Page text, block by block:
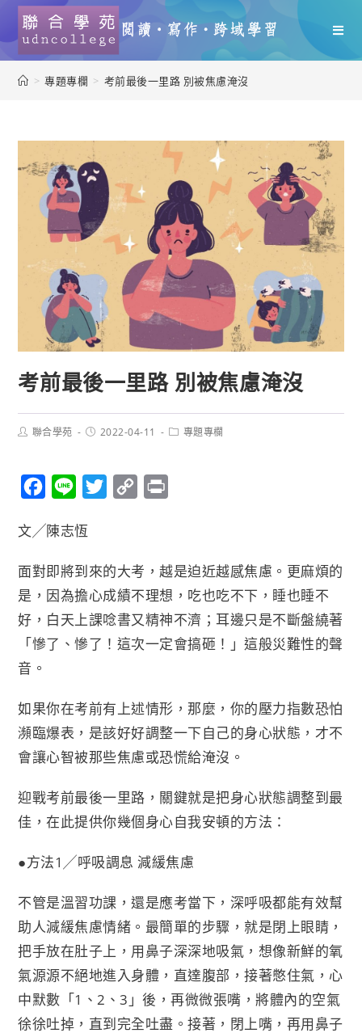
> 專題專欄 > 考前最後一里路 別被焦慮淹沒
考前最後一里路 別被焦慮淹沒
聯合學苑 2022-04-11 專題專欄
c
o
o
k
n
t
e
L
i
n
k
t
文╱陳志恆
面對即將到來的大考，越是迫近越感焦慮。更麻煩的
是，因為擔心成績不理想，吃也吃不下，睡也睡不
好，白天上課唸書又精神不濟；耳邊只是不斷盤繞著
「慘了、慘了！這次一定會搞砸！」這般災難性的聲
音。
如果你在考前有上述情形，那麼，你的壓力指數恐怕
瀕臨爆表，是該好好調整一下自己的身心狀態，才不
會讓心智被那些焦慮或恐慌給淹沒。
迎戰考前最後一里路，關鍵就是把身心狀態調整到最
佳，在此提供你幾個身心自我安頓的方法：
●方法1╱呼吸調息 減緩焦慮
不管是溫習功課，還是應考當下，深呼吸都能有效幫
助人減緩焦慮情緒。最簡單的步驟，就是閉上眼睛，
把手放在肚子上，用鼻子深深地吸氣，想像新鮮的氧
氣源源不絕地進入身體，直達腹部，接著憋住氣，心
中默數「1、2、3」後，再微微張嘴，將體內的空氣
徐徐吐掉，直到完全吐盡。接著，閉上嘴，再用鼻子